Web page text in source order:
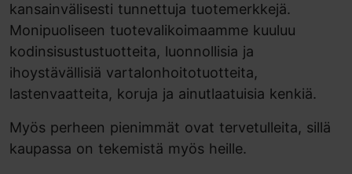
kansainvälisesti tunnettuja tuotemerkkejä.
Monipuoliseen tuotevalikoimaamme kuuluu
kodinsisustustuotteita, luonnollisia ja
ihoystävällisiä vartalonhoitotuotteita,
lastenvaatteita, koruja ja ainutlaatuisia kenkiä.
Myös perheen pienimmät ovat tervetulleita, sillä
kaupassa on tekemistä myös heille.